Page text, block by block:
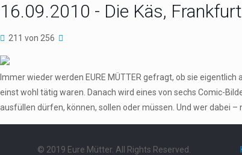
16.09.2010 - Die Käs, Frankfurt
211 von 256
Immer wieder werden EURE MÜTTER gefragt, ob sie
einst wohl tätig waren. Danach wird eines von sechs Comic-
ausfüllen dürfen, können, sollen oder müssen. Und wer dabei
© 2019 Eure Mütter. All Rights Reserved.